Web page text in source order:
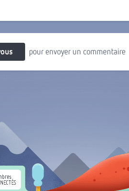
pour envoyer un commentaire